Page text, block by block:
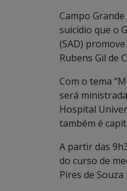
Campo
suicídio que o
(SAD)
Rubens Gil de
Com o tema
será
Hospital
também é
A partir das
do curso de
Pires de